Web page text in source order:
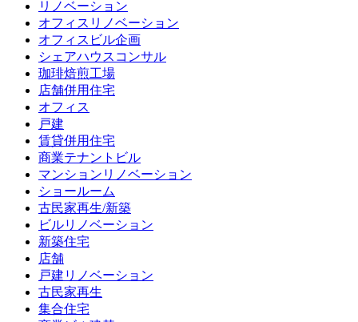
リノベーション
オフィスリノベーション
オフィスビル企画
シェアハウスコンサル
珈琲焙煎工場
店舗併用住宅
オフィス
戸建
賃貸併用住宅
商業テナントビル
マンションリノベーション
ショールーム
古民家再生/新築
ビルリノベーション
新築住宅
店舗
戸建リノベーション
古民家再生
集合住宅